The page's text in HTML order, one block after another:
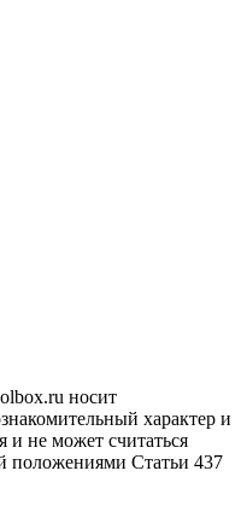
носит
характер и
и не может считаться
положениями Статьи 437